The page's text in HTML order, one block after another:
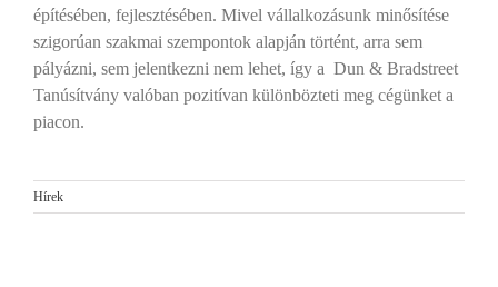
építésében, fejlesztésében. Mivel vállalkozásunk minősítése
szigorúan szakmai szempontok alapján történt, arra sem
pályázni, sem jelentkezni nem lehet, így a Dun & Bradstreet
Tanúsítvány valóban pozitívan különbözteti meg cégünket a
piacon.
Hírek